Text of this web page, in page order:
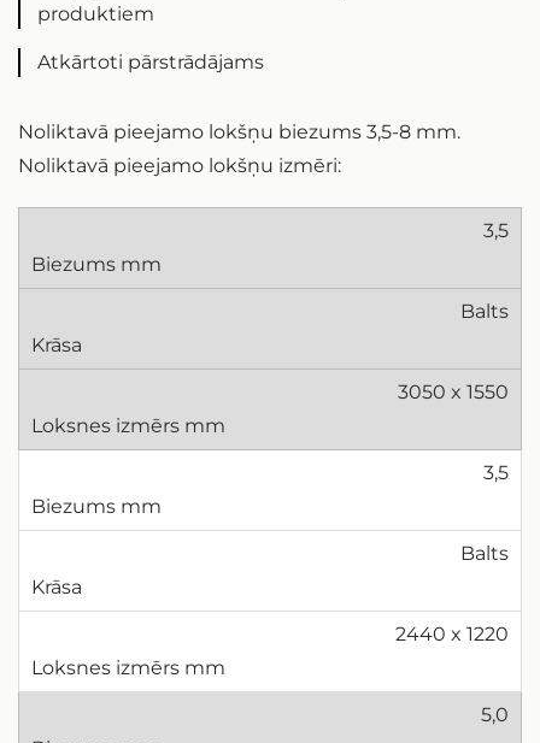
produktiem
Atkārtoti pārstrādājams
Noliktavā pieejamo lokšņu biezums 3,5-8 mm.
Noliktavā pieejamo lokšņu izmēri:
3,5
Balts
3050 x 1550
3,5
Balts
2440 x 1220
5,0